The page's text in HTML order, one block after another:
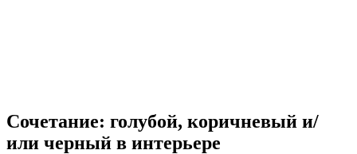
Сочетание: голубой, коричневый и/
или черный в интерьере